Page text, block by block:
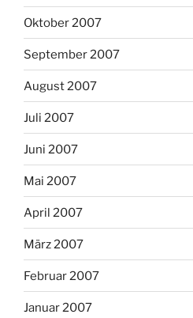
Oktober 2007
September 2007
August 2007
Juli 2007
Juni 2007
Mai 2007
April 2007
März 2007
Februar 2007
Januar 2007